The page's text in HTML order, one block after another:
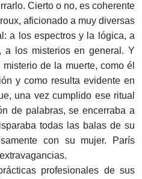
Cierto o no, es coherente
aficionado a muy diversas
a los espectros y la lógica, a
a los misterios en general. Y
de la muerte, como él
y como resulta evidente en
una vez cumplido ese ritual
de palabras, se encerraba a
todas las balas de su
con su mujer. París
profesionales de sus